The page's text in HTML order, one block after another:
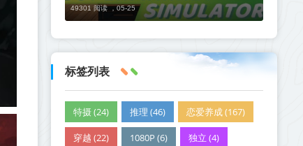
49301 阅读 ，05-25
标签列表
特摄 (24) 推理 (46) 恋爱养成 (167)
穿越 (22) 1080P (6) 独立 (4)